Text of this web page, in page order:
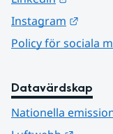
Instagram
Policy för sociala
Datavärdskap
Nationella